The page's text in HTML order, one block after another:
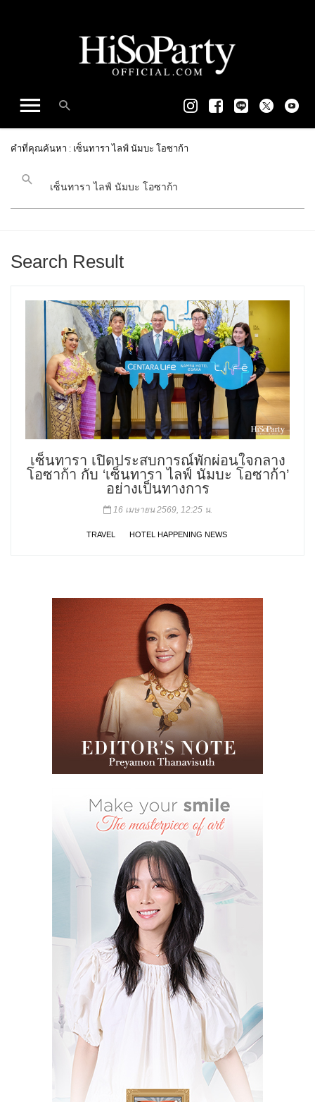
คำที่คุณค้นหา : เซ็นทารา ไลฟ์ นัมบะ โอซาก้า
Search Result
เซ็นทารา เปิดประสบการณ์พักผ่อนใจกลาง
โอซาก้า กับ ‘เซ็นทารา ไลฟ์ นัมบะ โอซาก้า’
อย่างเป็นทางการ
16 เมษายน 2569, 12:25 น.
TRAVEL HOTEL HAPPENING NEWS